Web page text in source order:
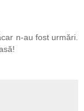
n-au fost urmări.